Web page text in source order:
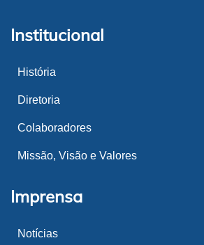
Institucional
História
Diretoria
Colaboradores
Missão, Visão e Valores
Imprensa
Notícias